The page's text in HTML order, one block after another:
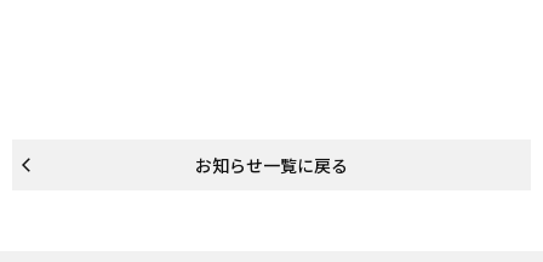
home
お知らせ一覧に戻る